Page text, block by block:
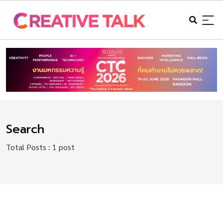
Search
Total Posts : 1 post